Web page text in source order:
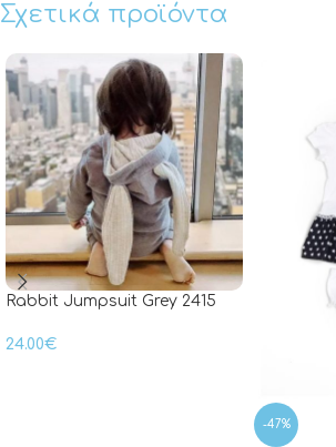
Σχετικά προϊόντα
Rabbit Jumpsuit Grey 2415
24.00€
-47%